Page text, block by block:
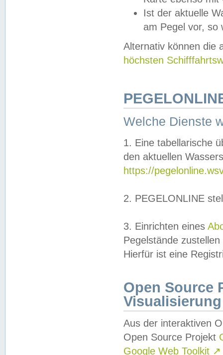
Ist der aktuelle
am Pegel vor,
Alternativ können die
höchsten
Welche Dienste
1. Eine tabellarische
den aktuellen
https://
2. PEGELONLINE
3. Einrichten eines
Pegelstände
Hierfür ist eine
Open Source
Visualisierung
Aus der interaktiven
Open Source Projekt
Google Web Toolkit ↗